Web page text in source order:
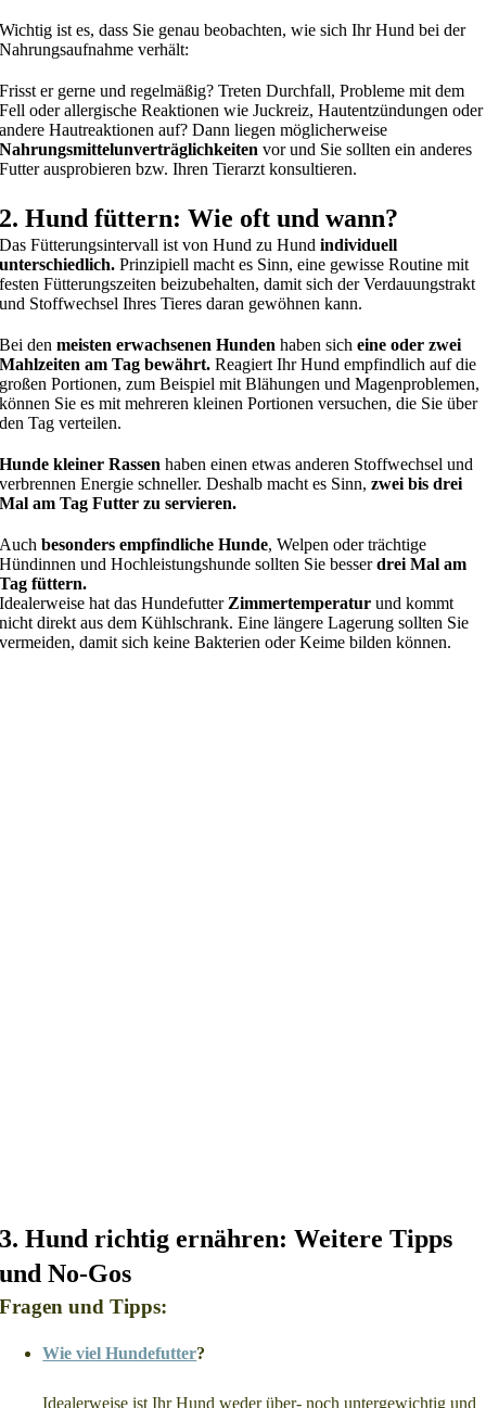
Wichtig ist es, dass Sie genau beobachten, wie sich Ihr Hund bei der
Nahrungsaufnahme verhält:
Frisst er gerne und regelmäßig? Treten Durchfall, Probleme mit dem
Fell oder allergische Reaktionen wie Juckreiz, Hautentzündungen oder
andere Hautreaktionen auf? Dann liegen möglicherweise
Nahrungsmittelunverträglichkeitenvor und Sie sollten ein anderes
Futter ausprobieren bzw. Ihren Tierarzt konsultieren.
2. Hund füttern: Wie oft und wann?
Das Fütterungsintervall ist von Hund zu Hundindividuell
unterschiedlich. Prinzipiell macht es Sinn, eine gewisse Routine mit
festen Fütterungszeiten beizubehalten, damit sich der Verdauungstrakt
und Stoffwechsel Ihres Tieres daran gewöhnen kann.
Bei denmeisten erwachsenen Hunden haben sicheine oder zwei
Mahlzeiten am Tag bewährt.Reagiert Ihr Hund empfindlich auf die
großen Portionen, zum Beispiel mit Blähungen und Magenproblemen,
können Sie es mit mehreren kleinen Portionen versuchen, die Sie über
den Tag verteilen.
Hunde kleiner Rassen haben einen etwas anderen Stoffwechsel und
verbrennen Energie schneller. Deshalb macht es Sinn, zwei bis drei
Mal am Tag Futter zu servieren.
Auchbesonders empfindliche Hunde, Welpen oder trächtige
Hündinnen und Hochleistungshunde sollten Sie besserdrei Mal am
Tag füttern.
Idealerweise hat das HundefutterZimmertemperaturund kommt
nicht direkt aus dem Kühlschrank. Eine längere Lagerung sollten Sie
vermeiden, damit sich keine Bakterien oder Keime bilden können.
3.Hund richtig ernähren: Weitere Tipps
und No-Gos
Fragen und Tipps:
Wie viel Hundefutter?
Idealerweise ist Ihr Hund weder über- noch untergewichtig und